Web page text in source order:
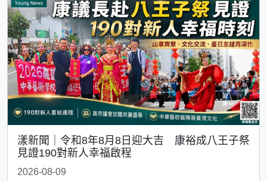
漾新聞｜令和8年8月8日迎大吉 康裕成八王子祭
見證190對新人幸福啟程
2026-08-09